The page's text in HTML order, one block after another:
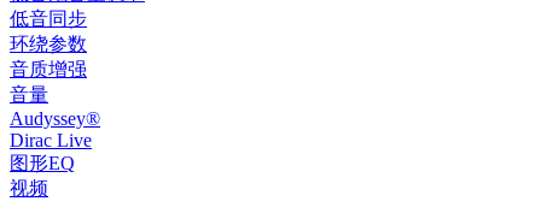
低音同步
环绕参数
音质增强
音量
Audyssey®
Dirac Live
图形EQ
视频